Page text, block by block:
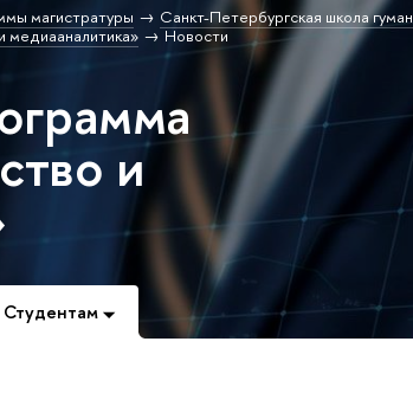
магистратуры
Санкт-Петербургская школа
медиааналитика» Новости
и
Студентам